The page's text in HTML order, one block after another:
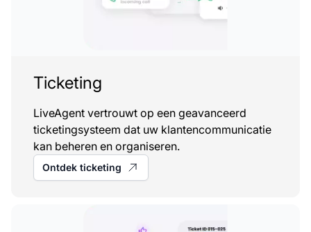
Ticketing
LiveAgent vertrouwt op een geavanceerd
ticketingsysteem dat uw klantencommunicatie
kan beheren en organiseren.
Ontdek ticketing